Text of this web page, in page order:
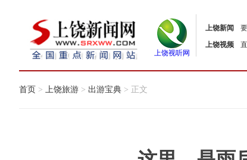
上饶视听网
上饶新闻
上饶视频
首页 > 上饶旅游 > 出游宝典 > 正文